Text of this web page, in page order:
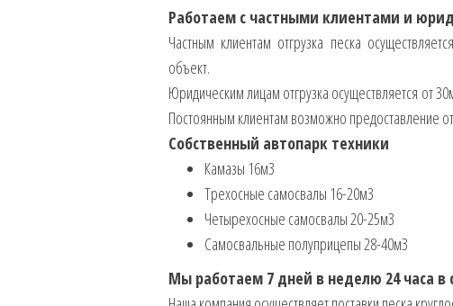
Работаем с частными клиентами и
Частным клиентам отгрузка песка
объект.
Юридическим лицам отгрузка осуществляется от
Постоянным клиентам возможно предоставление
Собственный автопарк техники
Камазы 16м3
Трехосные самосвалы 16-20м3
Четырехосные самосвалы 20-25м3
Самосвальные полуприцепы 28-40м3
Мы работаем 7 дней в неделю 24 часа в